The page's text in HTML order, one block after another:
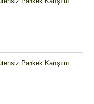
Pankek Karışımı